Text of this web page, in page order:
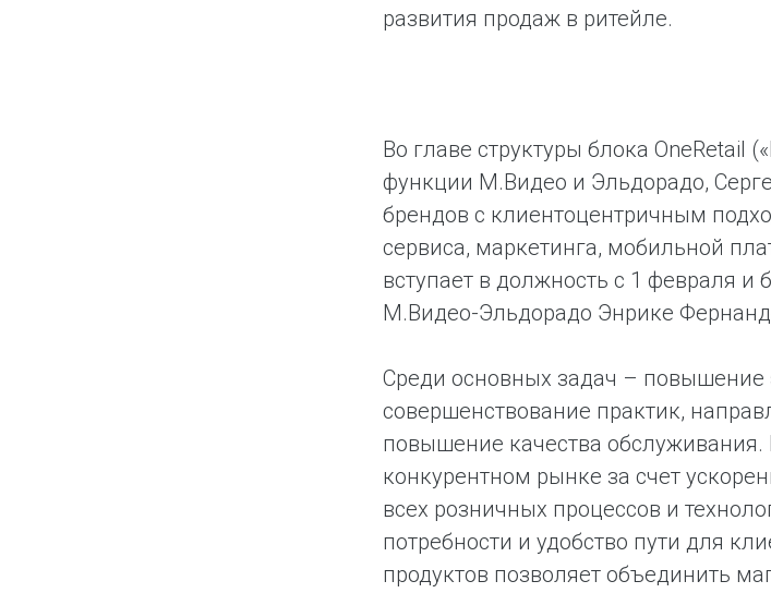
развития продаж в ритейле.
Во главе структуры блока
функции М.Видео и Эльдорадо,
брендов с клиентоцентричным
сервиса, маркетинга, мобильной
вступает в должность с 1 февраля
М.Видео-Эльдорадо Энрике
Среди основных задач – повышение
совершенствование практик,
повышение качества
конкурентном рынке за счет
всех розничных процессов и
потребности и удобство пути для
продуктов позволяет объединить